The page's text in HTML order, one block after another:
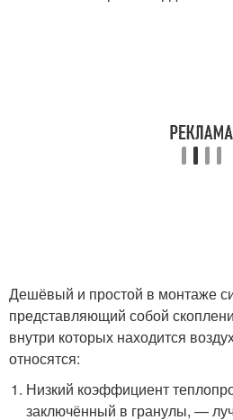
Дешёвый и простой в монтаже
представляющий собой
внутри которых находится
относятся:
Низкий коэффициент
заключённый в гранулы, —